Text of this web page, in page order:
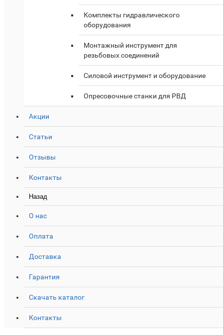
Комплекты гидравлического
оборудования
Монтажный инструмент для
резьбовых соединений
Силовой инструмент и оборудование
Опресовочные станки для РВД
Акции
Статьи
Отзывы
Контакты
Назад
О нас
Оплата
Доставка
Гарантия
Скачать каталог
Контакты